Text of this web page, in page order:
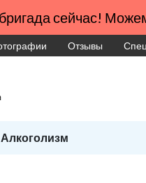
сейчас!
Отзывы
Алкоголизм